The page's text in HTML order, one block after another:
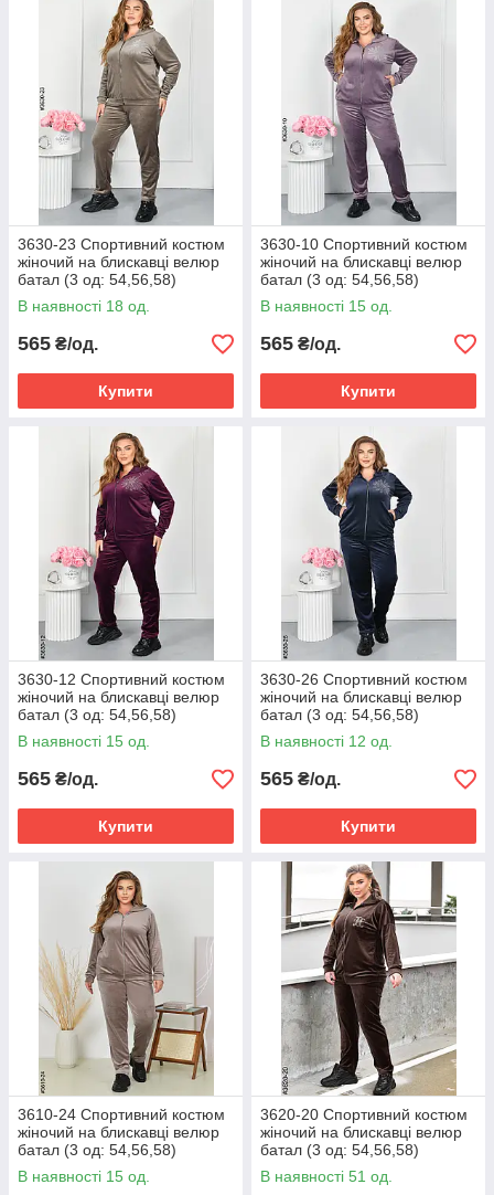
3630-23 Спортивний костюм
жіночий на блискавці велюр
батал (3 од: 54,56,58)
В наявності 18 од.
565 ₴/од.
Купити
3630-10 Спортивний костюм
жіночий на блискавці велюр
батал (3 од: 54,56,58)
В наявності 15 од.
565 ₴/од.
Купити
3630-12 Спортивний костюм
жіночий на блискавці велюр
батал (3 од: 54,56,58)
В наявності 15 од.
565 ₴/од.
Купити
3630-26 Спортивний костюм
жіночий на блискавці велюр
батал (3 од: 54,56,58)
В наявності 12 од.
565 ₴/од.
Купити
3610-24 Спортивний костюм
жіночий на блискавці велюр
батал (3 од: 54,56,58)
В наявності 15 од.
3620-20 Спортивний костюм
жіночий на блискавці велюр
батал (3 од: 54,56,58)
В наявності 51 од.